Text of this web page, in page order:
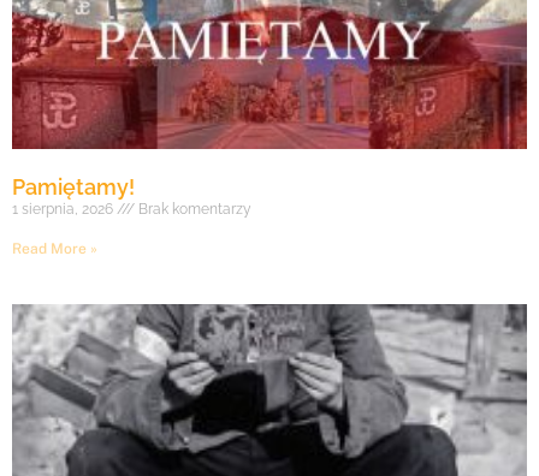
Pamiętamy!
1 sierpnia, 2026 Brak komentarzy
Read More »